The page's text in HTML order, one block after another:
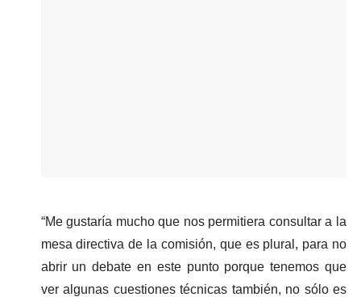
“Me gustaría mucho que nos permitiera consultar a la
mesa directiva de la comisión, que es plural, para no
abrir un debate en este punto porque tenemos que
ver algunas cuestiones técnicas también, no sólo es